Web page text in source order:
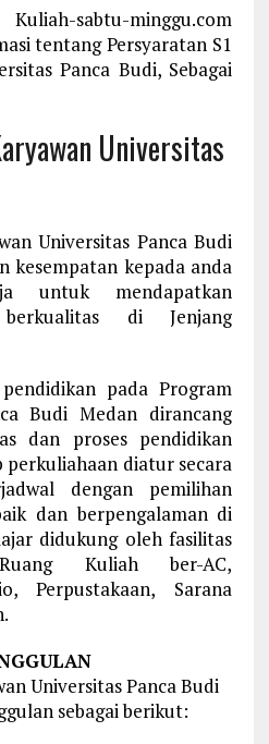
sabtu-minggu.com
tentang Persyaratan S1
Panca Budi, Sebagai
Universitas
Universitas Panca Budi
kesempatan kepada anda
untuk mendapatkan
di Jenjang
pada Program
Budi Medan dirancang
dan proses pendidikan
perkuliahaan diatur secara
dengan pemilihan
dan berpengalaman di
didukung oleh fasilitas
Kuliah ber-AC,
Perpustakaan, Sarana
Universitas Panca Budi
sebagai berikut: